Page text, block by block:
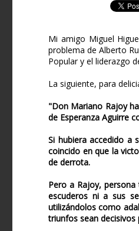
Mi amigo Miguel
problema de Alberto
Popular y el liderazgo
La siguiente, para
"Don Mariano Rajoy
de Esperanza Aguirre
Si hubiera accedido a
coincido en que la
de derrota.
Pero a Rajoy,
escuderos ni a sus
utilizándolos como
triunfos sean decisivos